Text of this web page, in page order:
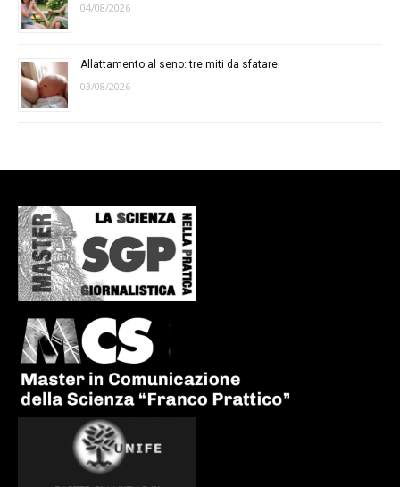
04/08/2026
Allattamento al seno: tre miti da sfatare
03/08/2026